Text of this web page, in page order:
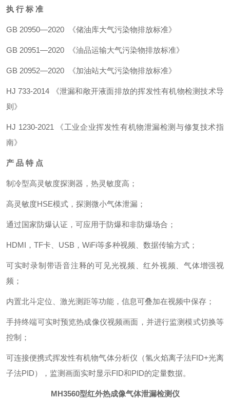
执 行 标 准
GB 20950—2020 《储油库大气污染物排放标准》
GB 20951—2020 《油品运输大气污染物排放标准》
GB 20952—2020 《加油站大气污染物排放标准》
HJ 733-2014 《泄漏和敞开液面排放的挥发性有机物检测技术导
则》
HJ 1230-2021 《工业企业挥发性有机物泄漏检测与修复技术指
南》
产 品 特 点
制冷型高灵敏度探测器，热灵敏度高；
高灵敏度HSE模式，探测微小气体泄漏；
通过国家防爆认证，可应用于防爆和非防爆场合；
HDMI，TF卡、USB，WiFi等多种视频、数据传输方式；
可实时录制带语音注释的可见光视频、红外视频、气体增强视
频；
内置北斗定位、激光测距等功能，信息可叠加在视频中保存；
手持终端可实时预览热成像仪视频画面，并进行监测模式切换等
控制；
可连接便携式挥发性有机物气体分析仪（氢火焰离子法FID+光离
子法PID），监测画面实时显示FID和PID的定量数据。
MH3560型红外热成像气体泄漏检测仪